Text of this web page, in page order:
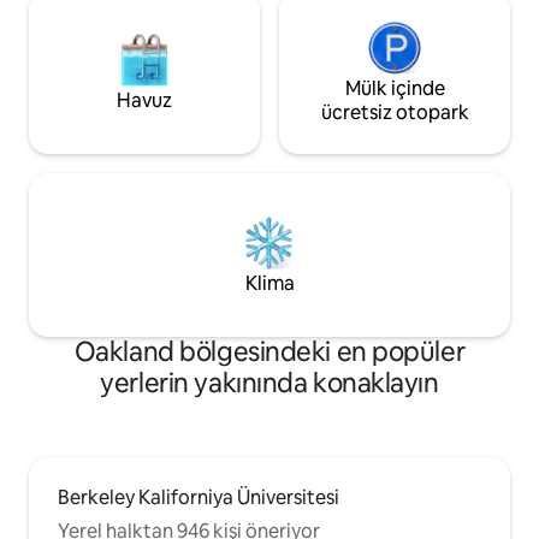
Havuz
Mülk içinde
ücretsiz otopark
Klima
Oakland bölgesindeki en popüler
yerlerin yakınında konaklayın
Berkeley Kaliforniya Üniversitesi
Yerel halktan 946 kişi öneriyor